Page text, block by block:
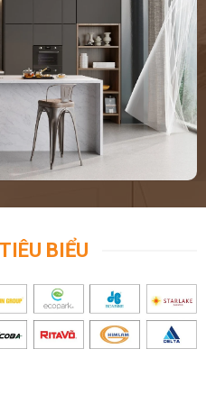
gian để vệ sinh, để tắm rửa,
nóng như hiện nay, thì cuộc
trị nữa nhỉ.
dáng sản phẩm, các sản phẩm
chân sứ.
bao gồm thân cầu (hay còn
kết nối giữa két nước và bàn
rộng. Phần két nước nhiều khi
có thể là bàn cầu xổm, với
còn rất thô sơ, men sần sùi,
các sản phẩm sứ khác thì trước
thông minh hay bồn cầu có két
nữ… chưa xuất hiện nhiều ở các
khu công cộng. Các thiết kế
có đường nét và không mang
BIỂU